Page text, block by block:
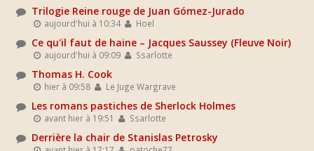
Trilogie Reine rouge de Juan Gómez-Jurado
aujourd'hui à 10:34 Hoel
Ce qu'il faut de haine – Jacques Saussey (Fleuve Noir)
aujourd'hui à 09:09 Ssarlotte
Thomas H. Cook
hier à 09:58 Le Juge Wargrave
Les romans pastiches de Sherlock Holmes
avant hier à 19:51 Ssarlotte
Derrière la chair de Stanislas Petrosky